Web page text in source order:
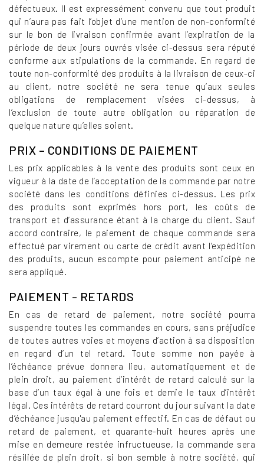
défectueux. Il est expressément convenu que tout produit
qui n’aura pas fait l’objet d’une mention de non-conformité
sur le bon de livraison confirmée avant l’expiration de la
période de deux jours ouvrés visée ci-dessus sera réputé
conforme aux stipulations de la commande. En regard de
toute non-conformité des produits à la livraison de ceux-ci
au client, notre société ne sera tenue qu’aux seules
obligations de remplacement visées ci-dessus, à
l’exclusion de toute autre obligation ou réparation de
quelque nature qu’elles soient.
PRIX – CONDITIONS DE PAIEMENT
Les prix applicables à la vente des produits sont ceux en
vigueur à la date de l’acceptation de la commande par notre
société dans les conditions définies ci-dessus. Les prix
des produits sont exprimés hors port, les coûts de
transport et d’assurance étant à la charge du client. Sauf
accord contraire, le paiement de chaque commande sera
effectué par virement ou carte de crédit avant l’expédition
des produits, aucun escompte pour paiement anticipé ne
sera appliqué.
PAIEMENT - RETARDS
En cas de retard de paiement, notre société pourra
suspendre toutes les commandes en cours, sans préjudice
de toutes autres voies et moyens d’action à sa disposition
en regard d’un tel retard. Toute somme non payée à
l’échéance prévue donnera lieu, automatiquement et de
plein droit, au paiement d’intérêt de retard calculé sur la
base d’un taux égal à une fois et demie le taux d’intérêt
légal. Ces intérêts de retard courront du jour suivant la date
d’échéance jusqu'au paiement effectif. En cas de défaut ou
retard de paiement, et quarante-huit heures après une
mise en demeure restée infructueuse, la commande sera
résiliée de plein droit, si bon semble à notre société, qui